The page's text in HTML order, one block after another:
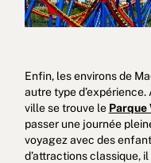
Enfin, les environs de
autre type
ville se trouve le Parque
passer une journée
voyagez avec des
d’attractions classique,